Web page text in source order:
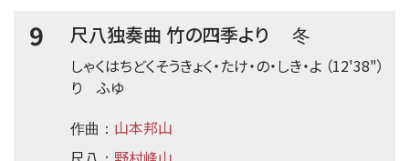
9 尺八独奏曲 竹の四季より
冬
（12'38"）
しゃくはちどくそうきょく・たけ・の・しき・よ
り ふゆ
作曲： 山本邦山